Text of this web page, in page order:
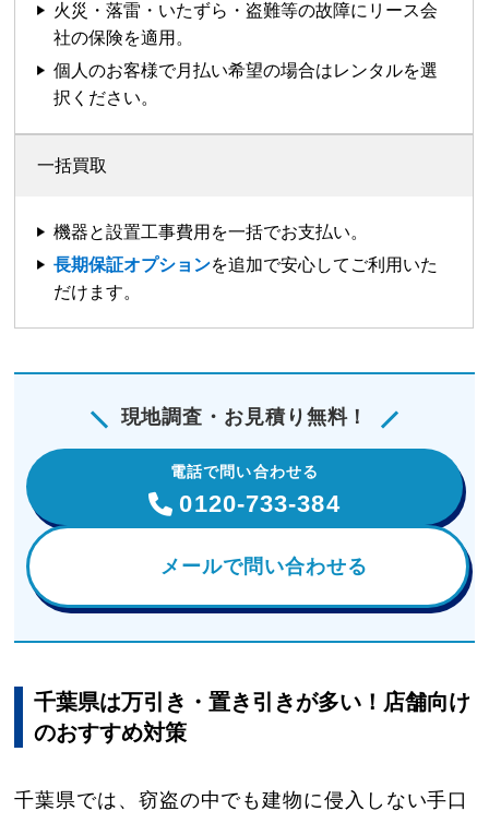
火災・落雷・いたずら・盗難等の故障にリース会
社の保険を適用。
個人のお客様で月払い希望の場合はレンタルを選
択ください。
一括買取
機器と設置工事費用を一括でお支払い。
長期保証オプションを追加で安心してご利用いた
だけます。
現地調査・お見積り無料！
電話で問い合わせる
0120-733-384
メールで問い合わせる
千葉県は万引き・置き引きが多い！店舗向け
のおすすめ対策
千葉県では、窃盗の中でも建物に侵入しない手口